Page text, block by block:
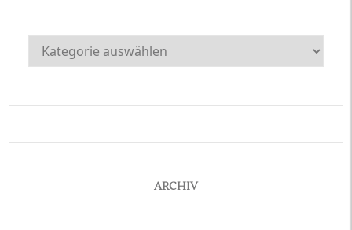
Kategorien
ARCHIV